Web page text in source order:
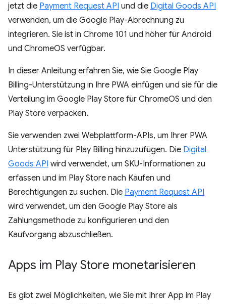
jetzt die Payment Request API und die Digital Goods API
verwenden, um die Google Play-Abrechnung zu
integrieren. Sie ist in Chrome 101 und höher für Android
und ChromeOS verfügbar.
In dieser Anleitung erfahren Sie, wie Sie Google Play
Billing-Unterstützung in Ihre PWA einfügen und sie für die
Verteilung im Google Play Store für ChromeOS und den
Play Store verpacken.
Sie verwenden zwei Webplattform-APIs, um Ihrer PWA
Unterstützung für Play Billing hinzuzufügen. Die Digital
Goods API wird verwendet, um SKU-Informationen zu
erfassen und im Play Store nach Käufen und
Berechtigungen zu suchen. Die Payment Request API
wird verwendet, um den Google Play Store als
Zahlungsmethode zu konfigurieren und den
Kaufvorgang abzuschließen.
Apps im Play Store monetarisieren
Es gibt zwei Möglichkeiten, wie Sie mit Ihrer App im Play